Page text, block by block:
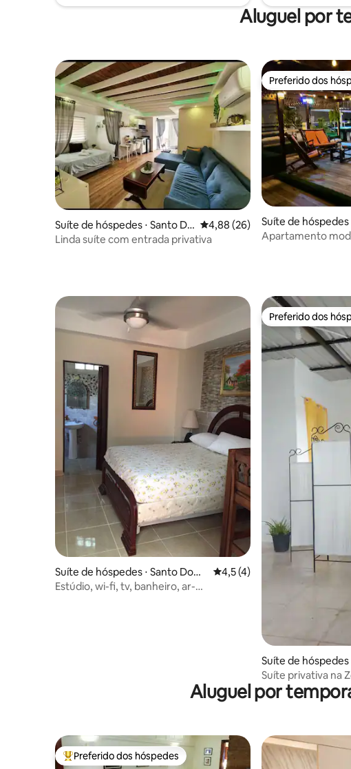
principalmente em casa.
Aluguel por
Suíte de hóspedes ⋅ Santo Do
mingo
4,88 de uma avaliação média
4,88 (26)
Linda suíte com entrada privativa
Preferido dos
Preferido dos
Suíte de hóspedes
omingo
Apartamento
Suíte de hóspedes ⋅ Santo Domi
ngo
4,5 de uma avaliação média
4,5 (4)
Estúdio, wi-fi, tv, banheiro, ar-
Preferido dos
Preferido dos
Suíte de hóspedes
mingo
Suíte privativa na
Domingo
Aluguel por
Entre os melhores preferidos dos hóspedes
Preferido dos hóspedes